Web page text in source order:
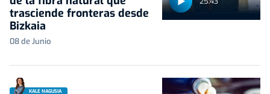
trasciende fronteras desde
Bizkaia
08 de Junio
KALE NAGUSIA